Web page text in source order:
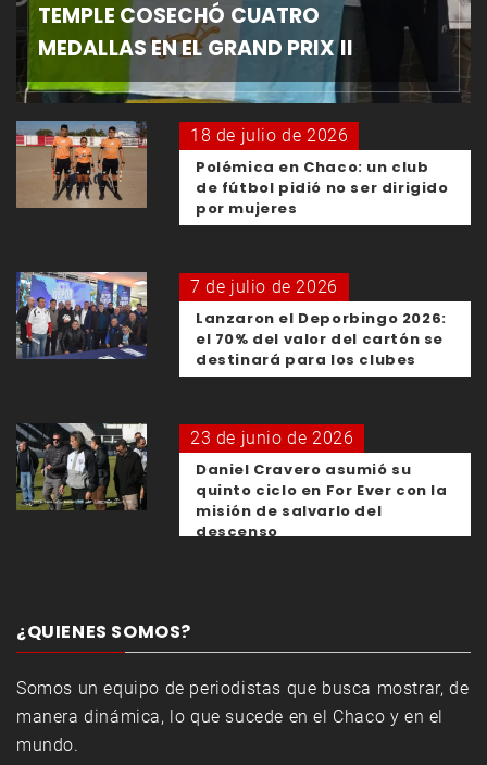
TEMPLE COSECHÓ CUATRO
MEDALLAS EN EL GRAND PRIX II
18 de julio de 2026
Polémica en Chaco: un club
de fútbol pidió no ser dirigido
por mujeres
7 de julio de 2026
Lanzaron el Deporbingo 2026:
el 70% del valor del cartón se
destinará para los clubes
23 de junio de 2026
Daniel Cravero asumió su
quinto ciclo en For Ever con la
misión de salvarlo del
descenso
¿QUIENES SOMOS?
Somos un equipo de periodistas que busca mostrar, de
manera dinámica, lo que sucede en el Chaco y en el
mundo.